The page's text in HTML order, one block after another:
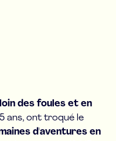
des foules et en
ans, ont troqué le
d'aventures en